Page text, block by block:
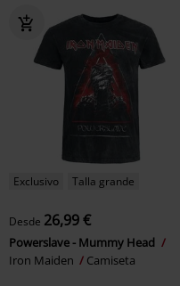
Exclusivo Talla grande
Desde 26,99 €
Powerslave - Mummy Head
Iron Maiden
Camiseta